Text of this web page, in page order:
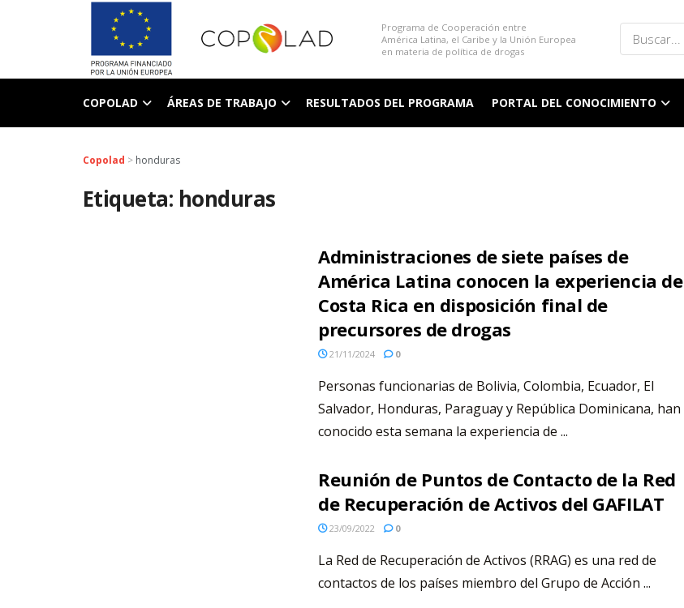
Programa de Cooperación entre
América Latina, el Caribe y la Unión Europea
en materia de política de drogas
COPOLAD ÁREAS DE TRABAJO RESULTADOS DEL PROGRAMA PORTAL DEL CONOCIMIENTO
Copolad > honduras
Etiqueta: honduras
Administraciones de siete países de
América Latina conocen la experiencia de
Costa Rica en disposición final de
precursores de drogas
21/11/2024 0
Personas funcionarias de Bolivia, Colombia, Ecuador, El
Salvador, Honduras, Paraguay y República Dominicana, han
conocido esta semana la experiencia de ...
Reunión de Puntos de Contacto de la Red
de Recuperación de Activos del GAFILAT
23/09/2022 0
La Red de Recuperación de Activos (RRAG) es una red de
contactos de los países miembro del Grupo de Acción ...